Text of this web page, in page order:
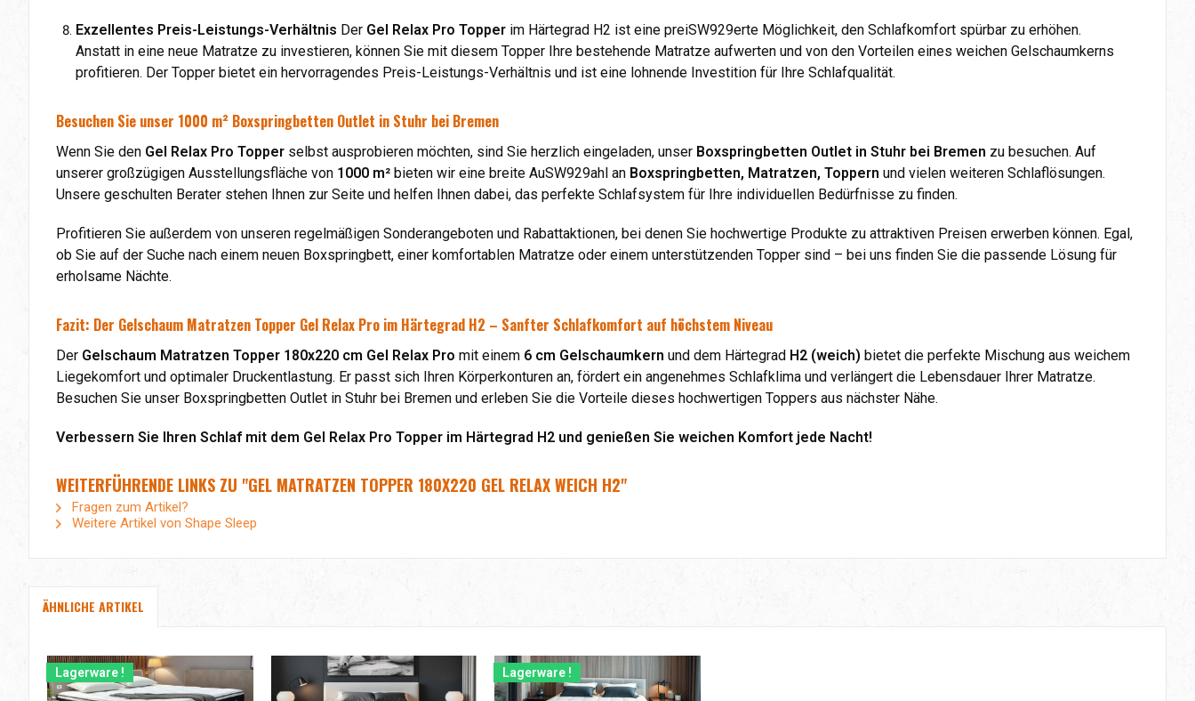
Exzellentes Preis-Leistungs-Verhältnis Der Gel Relax Pro Topper im Härtegrad H2 ist eine preiSW929erte Möglichkeit, den Schlafkomfort spürbar zu erhöhen.
Anstatt in eine neue Matratze zu investieren, können Sie mit diesem Topper Ihre bestehende Matratze aufwerten und von den Vorteilen eines weichen Gelschaumkerns
profitieren. Der Topper bietet ein hervorragendes Preis-Leistungs-Verhältnis und ist eine lohnende Investition für Ihre Schlafqualität.
Besuchen Sie unser 1000 m² Boxspringbetten Outlet in Stuhr bei Bremen
Wenn Sie den Gel Relax Pro Topper selbst ausprobieren möchten, sind Sie herzlich eingeladen, unser Boxspringbetten Outlet in Stuhr bei Bremen zu besuchen. Auf
unserer großzügigen Ausstellungsfläche von 1000 m² bieten wir eine breite AuSW929ahl an Boxspringbetten, Matratzen, Toppern und vielen weiteren Schlaflösungen.
Unsere geschulten Berater stehen Ihnen zur Seite und helfen Ihnen dabei, das perfekte Schlafsystem für Ihre individuellen Bedürfnisse zu finden.
Profitieren Sie außerdem von unseren regelmäßigen Sonderangeboten und Rabattaktionen, bei denen Sie hochwertige Produkte zu attraktiven Preisen erwerben können. Egal,
ob Sie auf der Suche nach einem neuen Boxspringbett, einer komfortablen Matratze oder einem unterstützenden Topper sind – bei uns finden Sie die passende Lösung für
erholsame Nächte.
Fazit: Der Gelschaum Matratzen Topper Gel Relax Pro im Härtegrad H2 – Sanfter Schlafkomfort auf höchstem Niveau
Der Gelschaum Matratzen Topper 180x220 cm Gel Relax Pro mit einem 6 cm Gelschaumkern und dem Härtegrad H2 (weich) bietet die perfekte Mischung aus weichem
Liegekomfort und optimaler Druckentlastung. Er passt sich Ihren Körperkonturen an, fördert ein angenehmes Schlafklima und verlängert die Lebensdauer Ihrer Matratze.
Besuchen Sie unser Boxspringbetten Outlet in Stuhr bei Bremen und erleben Sie die Vorteile dieses hochwertigen Toppers aus nächster Nähe.
Verbessern Sie Ihren Schlaf mit dem Gel Relax Pro Topper im Härtegrad H2 und genießen Sie weichen Komfort jede Nacht!
WEITERFÜHRENDE LINKS ZU "GEL MATRATZEN TOPPER 180X220 GEL RELAX WEICH H2"
Fragen zum Artikel?
Weitere Artikel von Shape Sleep
ÄHNLICHE ARTIKEL
Lagerware ! Lagerware !